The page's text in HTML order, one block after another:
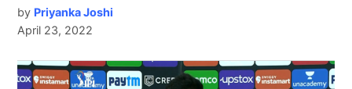
by Priyanka Joshi
April 23, 2022